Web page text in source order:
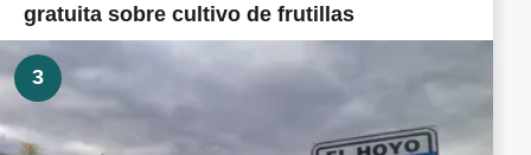
gratuita sobre cultivo de frutillas
3